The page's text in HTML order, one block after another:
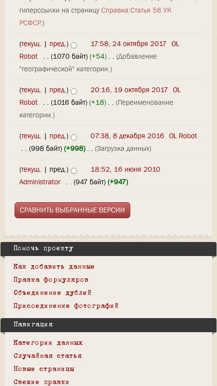
гиперссылки на страницу Справка:Статья 58 УК
РСФСР.)
(текущ. | пред.) 17:58, 24 октября 2017 OL
Robot . . (1070 байт) (+54) . . (Добавление
"географической" категории.)
(текущ. | пред.) 20:16, 19 октября 2017 OL
Robot . . (1016 байт) (+18) . . (Переименование
категории.)
(текущ. | пред.) 07:38, 8 декабря 2016 OL Robot
. . (998 байт) (+998)‎ . . (Загрузка данных)
(текущ. | пред.)
18:52, 16 июня 2010
Administrator . . (947 байт) (+947)
Помочь проекту
Как добавить данные
Правка формуляров
Объединение дублей
Присоединение фотографий
Навигация
Категории данных
Случайная статья
Новые страницы
Свежие правки